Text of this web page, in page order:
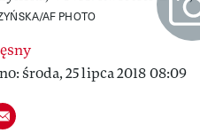
AF PHOTO
środa, 25 lipca 2018 08:09
facebook
na whatsapp
mail do przyjaciela